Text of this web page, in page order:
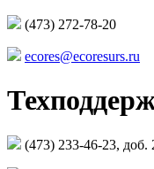
(473) 272-78-20
ecores@ecoresurs.ru
(473) 233-46-23, доб.